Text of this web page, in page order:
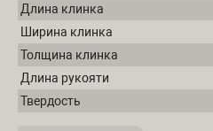
Длина клинка
Ширина клинка
Толщина клинка
Длина рукояти
Твердость